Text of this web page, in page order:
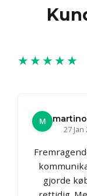
★★★★★
M
27 Jan
gjorde